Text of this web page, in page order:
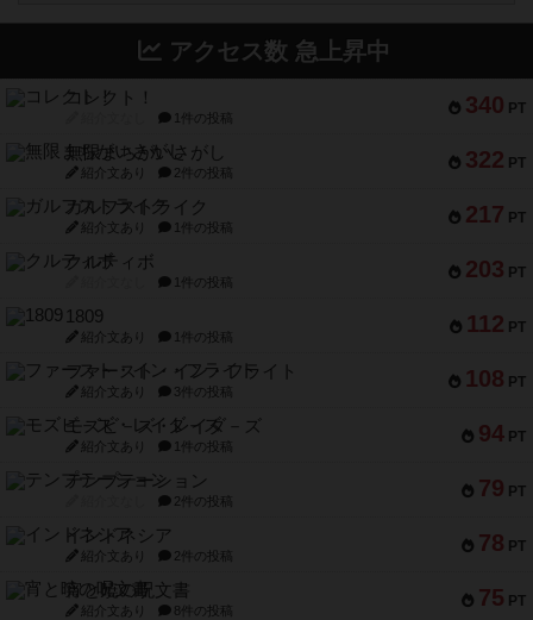
アクセス数 急上昇中
340 PT
コレクト！
1件の投稿
322 PT
無限まちがいさがし
紹介文あり 2件の投稿
217 PT
ガルフストライク
紹介文あり 1件の投稿
203 PT
クルティボ
1件の投稿
112 PT
1809
紹介文あり 1件の投稿
108 PT
ファースト・イン・フライト
紹介文あり 3件の投稿
94 PT
モズビ－ズ・レイダ－ズ
紹介文あり 1件の投稿
79 PT
テンプテーション
2件の投稿
78 PT
インドネシア
紹介文あり 2件の投稿
75 PT
宵と暁の呪文書
紹介文あり 8件の投稿